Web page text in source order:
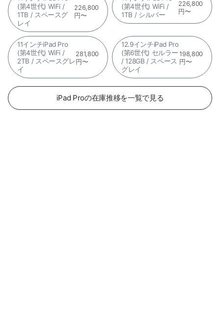
(第4世代) WiFi /
1TB / スペースグ
レイ
226,800
円〜
(第4世代) WiFi /
1TB / シルバー
226,800
円〜
11インチiPad Pro
(第4世代) WiFi /
2TB / スペースグレ
イ
281,800
円〜
12.9インチiPad Pro
(第6世代) セルラー
/ 128GB / スペース
グレイ
198,800
円〜
iPad Proの在庫推移を一覧で見る